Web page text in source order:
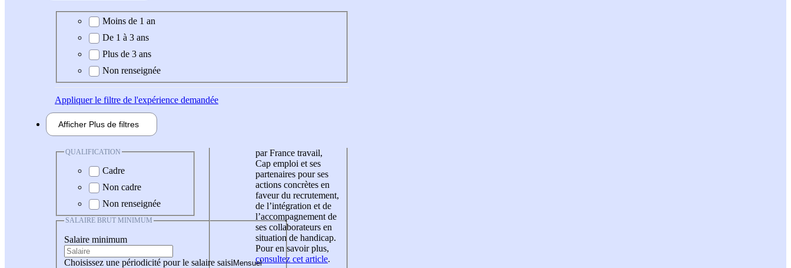
Expérience demandée
Moins de 1 an
De 1 à 3 ans
Plus de 3 ans
Non renseignée
Appliquerle filtre de l'expérience demandée
Afficher Plus de filtres
QUALIFICATION
Cadre
Non cadre
Non renseignée
SALAIRE BRUT MINIMUM
Salaire minimum
Choisissez une périodicité pour le salaire saisi
par France travail,
Cap emploi et ses
partenaires pour ses
actions concrètes en
faveur du recrutement,
de l’intégration et de
l’accompagnement de
ses collaborateurs en
situation de handicap.
Pour en savoir plus,
consultez cet article.